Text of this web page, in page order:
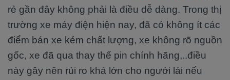
rẻ gần đây không phải là điều dễ dàng. Trong thị
trường xe máy điện hiện nay, đã có không ít các
điểm bán xe kém chất lượng, xe không rõ nguồn
gốc, xe đã qua thay thế pin chính hãng,..điều
này gây nên rủi ro khá lớn cho ngưới lái nếu